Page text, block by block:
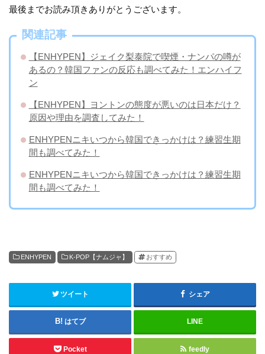
最後までお読み頂きありがとうございます。
関連記事
【ENHYPEN】ジェイク梨泰院で喫煙・ナンパの噂が
あるの？韓国ファンの反応も調べてみた！エンハイフ
ン
【ENHYPEN】ヨントンの態度が悪いのは日本だけ？
原因や理由を調査してみた！
ENHYPENニキいつから韓国できっかけは？練習生期
間も調べてみた！
ENHYPENニキいつから韓国できっかけは？練習生期
間も調べてみた！
ENHYPEN K-POP【ナムジャ】 おすすめ
ツイート シェア
はてブ LINE
Pocket feedly